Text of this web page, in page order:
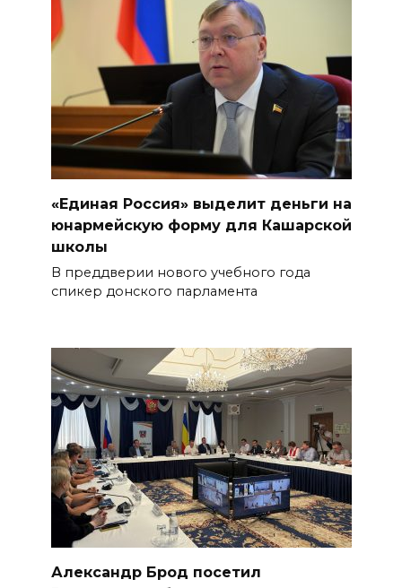
«Единая Россия» выделит деньги на
юнармейскую форму для Кашарской
школы
В преддверии нового учебного года
спикер донского парламента
Александр Брод посетил